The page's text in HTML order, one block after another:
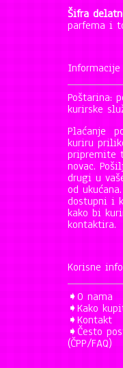
Šifra
parfema i
Poštarina:
kurirske
Plaćanje
kuriru
pripremite
novac.
drugi u
od
dostupni i
kako bi
kontaktira.
Korisne
➧O nama
➧Kako
➧Kontakt
➧Često
(ČPP/FAQ)